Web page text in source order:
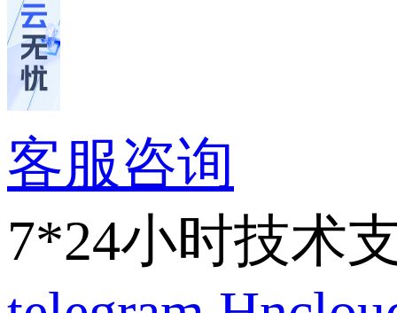
客服咨询
7*24小时技术